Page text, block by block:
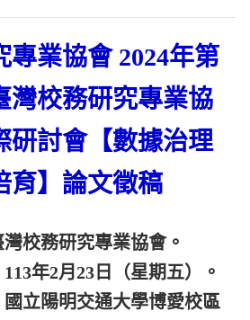
專業協會 2024年第
灣校務研究專業協
研討會【數據治理
育】論文徵稿
灣校務研究專業協會。
113年2月23日（星期五）。
國立陽明交通大學博愛校區